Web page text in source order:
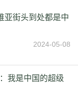
亚街头到处都是中
2024-05-08
我是中国的超级